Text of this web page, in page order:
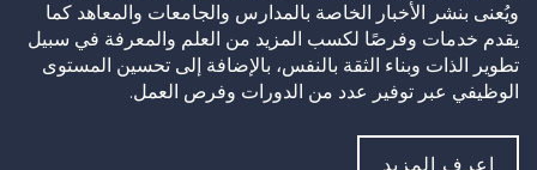
ويُعنى بنشر الأخبار الخاصة بالمدارس والجامعات والمعاهد كما
يقدم خدمات وفرصًا لكسب المزيد من العلم والمعرفة في سبيل
تطوير الذات وبناء الثقة بالنفس، بالإضافة إلى تحسين المستوى
الوظيفي عبر توفير عدد من الدورات وفرص العمل.
إعرف المزيد